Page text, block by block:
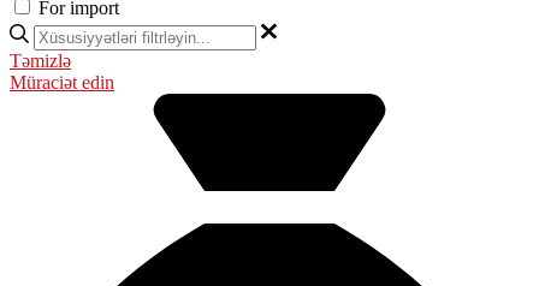
For import
Təmizlə
Müraciət edin